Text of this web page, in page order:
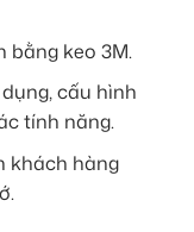
keo 3M.
cấu hình
tính năng.
khách hàng